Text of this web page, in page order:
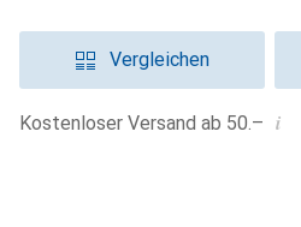
Vergleichen
Kostenloser Versand ab 50.– i